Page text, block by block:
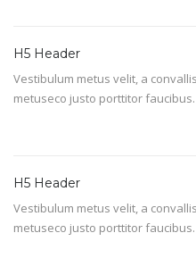
H5 Header
Vestibulum metus velit, a
metuseco justo porttitor
H5 Header
Vestibulum metus velit, a
metuseco justo porttitor